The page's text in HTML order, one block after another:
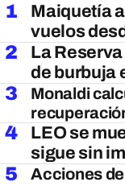
1
Maiquetía
vuelos
2
La
de burbuja
3
Monaldi
4
LEO se
sigue sin
5
Acciones